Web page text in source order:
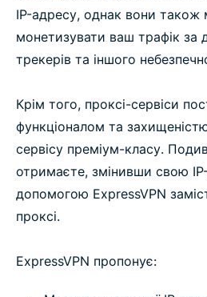
IP-адресу, однак вони також
монетизувати ваш трафік
трекерів та іншого
Крім того, проксі-сервіси
функціоналом та
сервісу преміум-класу.
отримаєте, змінивши свою
допомогою ExpressVPN
проксі.
ExpressVPN пропонує: